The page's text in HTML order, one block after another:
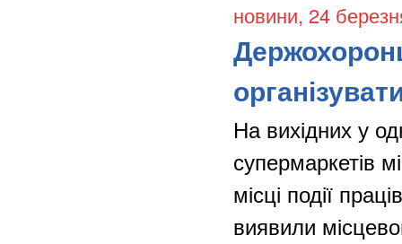
новини, 24
На вихідних у
супермаркетів
місці події
виявили